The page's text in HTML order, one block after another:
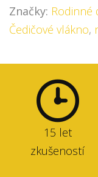
Značky: Rodinné
Čedičové vlákno,
15 let
zkušeností